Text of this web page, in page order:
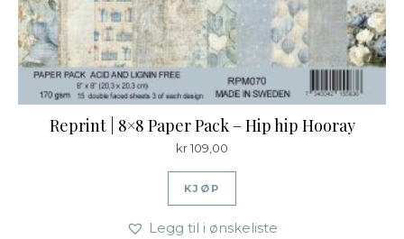
Reprint | 8×8 Paper Pack – Hip hip Hooray
kr109,00
KJØP
Legg til i ønskeliste